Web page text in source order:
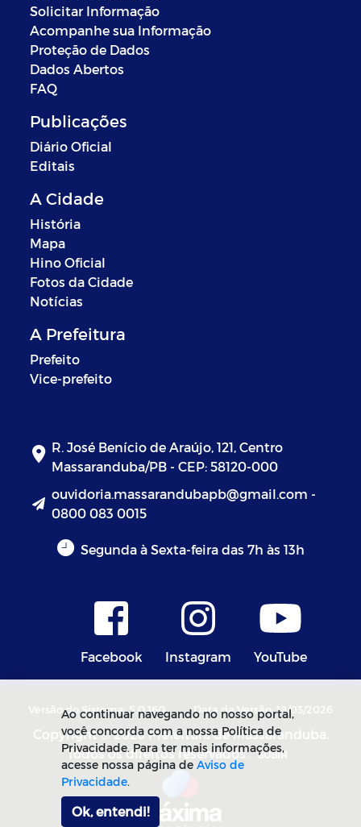
Solicitar Informação
Acompanhe sua Informação
Proteção de Dados
Dados Abertos
FAQ
Publicações
Diário Oficial
Editais
A Cidade
História
Mapa
Hino Oficial
Fotos da Cidade
Notícias
A Prefeitura
Prefeito
Vice-prefeito
R. José Benício de Araújo, 121, Centro
Massaranduba/PB - CEP: 58120-000
ouvidoria.massarandubapb@gmail.com -
0800 083 0015
Segunda à Sexta-feira das 7h às 13h
Facebook Instagram YouTube
Versão do Sistema: 5.0.160 Data da Versão: 18/03/2026
Copyright © 2026 Prefeitura de Massaranduba.
Todos os direitos reservados. SUBIR
Ao continuar navegando no nosso portal,
você concorda com a nossa Política de
Privacidade. Para ter mais informações,
acesse nossa página de Aviso de
Privacidade.
Ok, entendi!